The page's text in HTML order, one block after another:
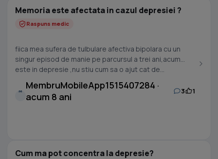
Memoria este afectata in cazul depresiei ?
Raspuns medic
fiica mea sufera de tulbulare afectiva bipolara cu un
singur episod de manie pe parcursul a trei ani,acum
este in depresie ,nu stiu cum sa o ajut cat de...
M
MembruMobileApp1515407284 ·
acum 8 ani
3 1
Cum ma pot concentra la depresie?